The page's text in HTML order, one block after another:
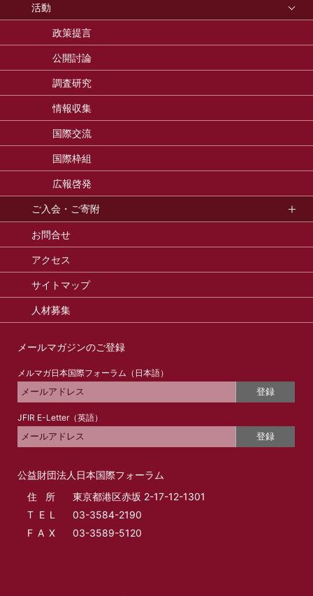
活動
政策提言
公開討論
調査研究
情報収集
国際交流
国際枠組
広報啓発
ご入会・ご寄附
お問合せ
アクセス
サイトマップ
人材募集
メールマガジンのご登録
メルマガ日本国際フォーラム（日本語）
登録
JFIR E-Letter（英語）
登録
公益財団法人日本国際フォーラム
住所
東京都港区赤坂 2-17-12-1301
T E L
03-3584-2190
F A X
03-3589-5120